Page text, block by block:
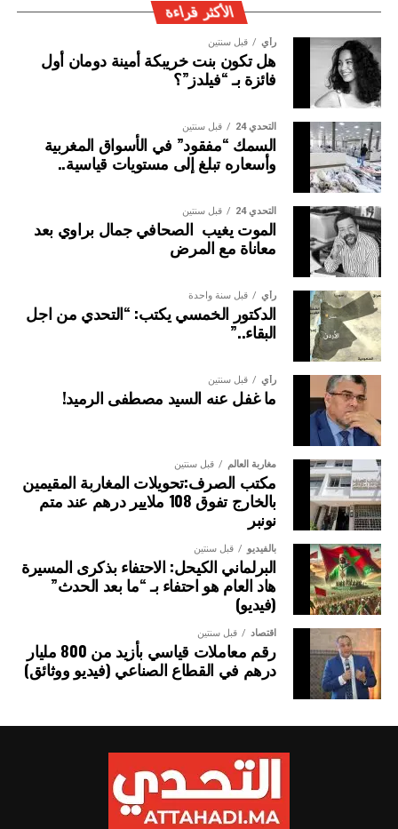
الأكثر قراءة
رأي قبل سنتين
هل تكون بنت خريبكة أمينة دومان أول
فائزة بـ “فيلدز”؟
التحدي 24 قبل سنتين
السمك “مفقود” في الأسواق المغربية
وأسعاره تبلغ إلى مستويات قياسية..
التحدي 24 قبل سنتين
الموت يغيب الصحافي جمال براوي بعد
معاناة مع المرض
رأي قبل سنة واحدة
الدكتور الخمسي يكتب: “التحدي من اجل
البقاء..”
رأي قبل سنتين
ما غفل عنه السيد مصطفى الرميد!
مغاربة العالم قبل سنتين
مكتب الصرف:تحويلات المغاربة المقيمين
بالخارج تفوق 108 ملايير درهم عند متم
نونبر
بالفيديو قبل سنتين
البرلماني الكيحل: الاحتفاء بذكرى المسيرة
هاد العام هو احتفاء بـ “ما بعد الحدث”
(فيديو)
اقتصاد قبل سنتين
رقم معاملات قياسي بأزيد من 800 مليار
درهم في القطاع الصناعي (فيديو ووثائق)